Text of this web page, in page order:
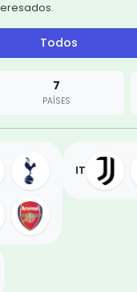
Todos
7
PAÍSES
IT